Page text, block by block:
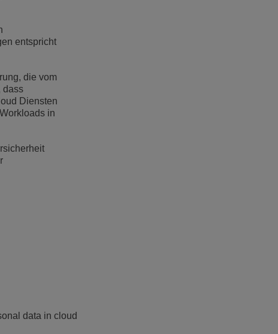
entspricht
die vom
dass
Diensten
in
data in cloud